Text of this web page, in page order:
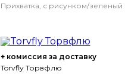
Прихватка, с рисунком/зеленый
+ комиссия за доставку
Torvfly Торвфлю